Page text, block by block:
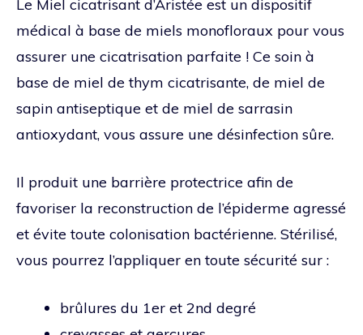
Le Miel cicatrisant d’Aristée est un dispositif
médical à base de miels monofloraux pour vous
assurer une cicatrisation parfaite ! Ce soin à
base de miel de thym cicatrisante, de miel de
sapin antiseptique et de miel de sarrasin
antioxydant, vous assure une désinfection sûre.
Il produit une barrière protectrice afin de
favoriser la reconstruction de l’épiderme agressé
et évite toute colonisation bactérienne. Stérilisé,
vous pourrez l’appliquer en toute sécurité sur :
brûlures du 1er et 2nd degré